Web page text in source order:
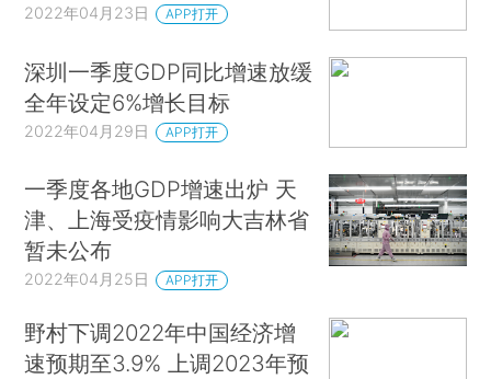
2022年04月23日 APP打开
深圳一季度GDP同比增速放缓
全年设定6%增长目标
2022年04月29日 APP打开
一季度各地GDP增速出炉 天
津、上海受疫情影响大吉林省
暂未公布
2022年04月25日 APP打开
野村下调2022年中国经济增
速预期至3.9% 上调2023年预